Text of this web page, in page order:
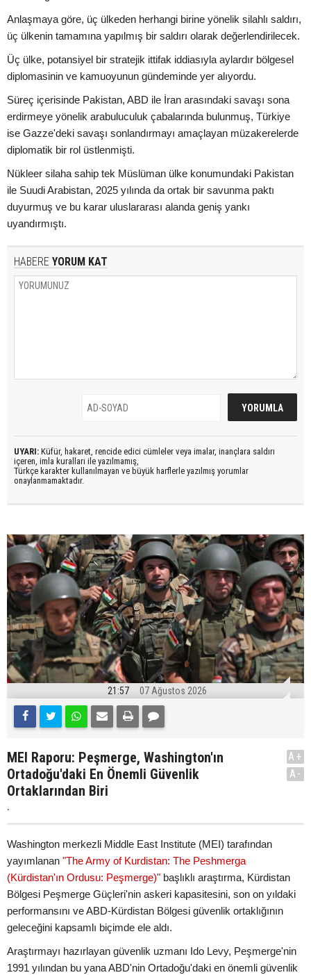
Anlaşmaya göre, üç ülkeden herhangi birine yönelik silahlı saldırı,
üç ülkenin tamamına yapılmış bir saldırı olarak değerlendirilecek.
Üç ülke, potansiyel bir stratejik ittifak iddiasıyla aylardır bölgesel
diplomasinin ve kamuoyunun gündeminde yer alıyordu.
Süreç içerisinde Pakistan, ABD ile İran arasındaki savaşı sona
erdirmeye yönelik arabuluculuk çabalarında bulunmuş, Türkiye
ise Gazze'deki savaşı sonlandırmayı amaçlayan müzakerelerde
diplomatik bir rol üstlenmişti.
Nükleer silaha sahip tek Müslüman ülke konumundaki Pakistan
ile Suudi Arabistan, 2025 yılında da ortak bir savunma paktı
duyurmuş ve bu karar uluslararası alanda geniş yankı
uyandırmıştı.
HABERE YORUM KAT
UYARI: Küfür, hakaret, rencide edici cümleler veya imalar, inançlara saldırı
içeren, imla kuralları ile yazılmamış,
Türkçe karakter kullanılmayan ve büyük harflerle yazılmış yorumlar
onaylanmamaktadır.
21:57 07 Ağustos 2026
MEI Raporu: Peşmerge, Washington'ın
Ortadoğu'daki En Önemli Güvenlik
Ortaklarından Biri
.
A+
A-
Washington merkezli Middle East Institute (MEI) tarafından
yayımlanan "The Army of Kurdistan: The Peshmerga
(Kürdistan'ın Ordusu: Peşmerge)" başlıklı araştırma, Kürdistan
Bölgesi Peşmerge Güçleri'nin askeri kapasitesini, son on yıldaki
performansını ve ABD-Kürdistan Bölgesi güvenlik ortaklığının
geleceğini kapsamlı biçimde ele aldı.
Araştırmayı hazırlayan güvenlik uzmanı Ido Levy, Peşmerge'nin
1991 yılından bu yana ABD'nin Ortadoğu'daki en önemli güvenlik